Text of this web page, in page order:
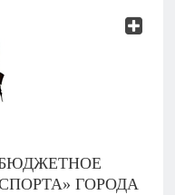
ГОРОДА